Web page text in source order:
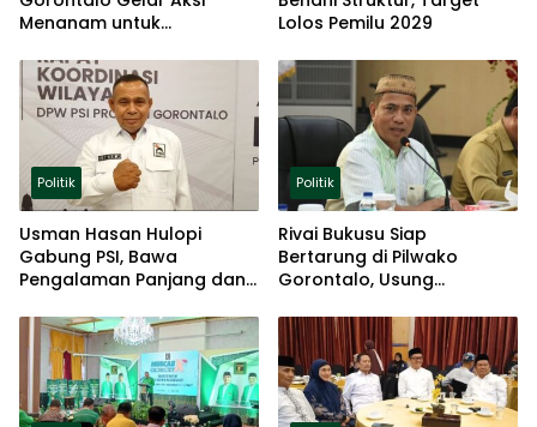
Menanam untuk
Lolos Pemilu 2029
Politik
Usman Hasan Hulopi
Gabung PSI, Bawa
Pengalaman Panjang dan
Politik
Rivai Bukusu Siap
Bertarung di Pilwako
Gorontalo, Usung
Politik